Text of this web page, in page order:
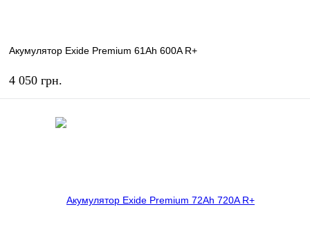
Акумулятор Exide Premium 61Ah 600A R+
4 050 грн.